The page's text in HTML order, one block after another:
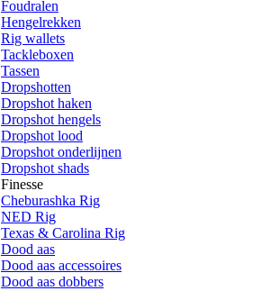
Foudralen
Hengelrekken
Rig wallets
Tackleboxen
Tassen
Dropshotten
Dropshot haken
Dropshot hengels
Dropshot lood
Dropshot onderlijnen
Dropshot shads
Finesse
Cheburashka Rig
NED Rig
Texas & Carolina Rig
Dood aas
Dood aas accessoires
Dood aas dobbers